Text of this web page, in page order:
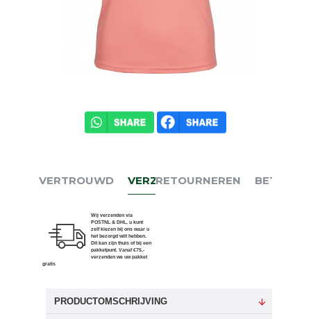
VERTROUWD VERZENDEN
Wij verzenden via
POSTNL & DHL, u kunt
zelf kiezen bij ons waar u
het bezorgd wilt hebben.
Dit kan zijn thuis of bij een
pakketpunt. Vanaf €75,-
verzenden we uw pakket
gratis
RETOURNEREN BETALEN
PRODUCTOMSCHRIJVING